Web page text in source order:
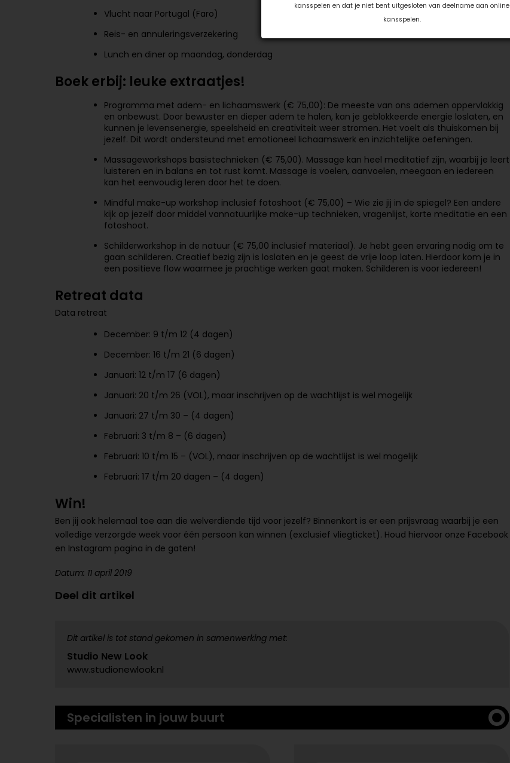
kansspelen en dat je niet bent uitgesloten van deelname aan online
kansspelen.
Vlucht naar Portugal (Faro)
Reis- en annuleringsverzekering
Lunch en diner op maandag, donderdag
Boek erbij: leuke extraatjes!
Programma met adem- en lichaamswerk (€ 75,00): De meeste van ons ademen oppervlakkig
en onbewust. Door bewuster en dieper adem te halen, kan je geblokkeerde energie loslaten, en
kunnen je levensenergie, speelsheid en creativiteit weer stromen. Het voelt als thuiskomen bij
jezelf. Dit wordt ondersteund met emotioneel lichaamswerk en inzichtelijke oefeningen.
Massageworkshops basistechnieken (€ 75,00). Massage kan heel meditatief zijn, waarbij je leert
luisteren en in balans en tot rust komt. Massage is voelen, aanvoelen, meegaan en iedereen
kan het eenvoudig leren door het te doen.
Mindful make-up workshop inclusief fotoshoot (€ 75,00) – Wie zie jij in de spiegel? Een andere
kijk op jezelf door middel vannatuurlijke make-up technieken, vragenlijst, korte meditatie en een
fotoshoot.
Schilderworkshop in de natuur (€ 75,00 inclusief materiaal). Je hebt geen ervaring nodig om te
gaan schilderen. Creatief bezig zijn is loslaten en je geest de vrije loop laten. Hierdoor kom je in
een positieve flow waarmee je prachtige werken gaat maken. Schilderen is voor iedereen!
Retreat data
Data retreat
December: 9 t/m 12 (4 dagen)
December: 16 t/m 21 (6 dagen)
Januari: 12 t/m 17 (6 dagen)
Januari: 20 t/m 26 (VOL), maar inschrijven op de wachtlijst is wel mogelijk
Januari: 27 t/m 30 – (4 dagen)
Februari: 3 t/m 8 – (6 dagen)
Februari: 10 t/m 15 – (VOL), maar inschrijven op de wachtlijst is wel mogelijk
Februari: 17 t/m 20 dagen – (4 dagen)
Win!
Ben jij ook helemaal toe aan die welverdiende tijd voor jezelf? Binnenkort is er een prijsvraag waarbij je een
volledige verzorgde week voor één persoon kan winnen (exclusief vliegticket). Houd hiervoor onze Facebook
en Instagram pagina in de gaten!
Datum: 11 april 2019
Deel dit artikel
Dit artikel is tot stand gekomen in samenwerking met:
Studio New Look
www.studionewlook.nl
Specialisten in jouw buurt